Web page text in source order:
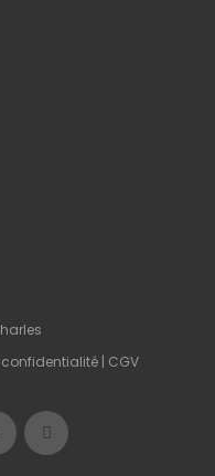
confidentialité | CGV